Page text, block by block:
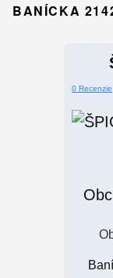
BANÍCKA
0 Recenzie